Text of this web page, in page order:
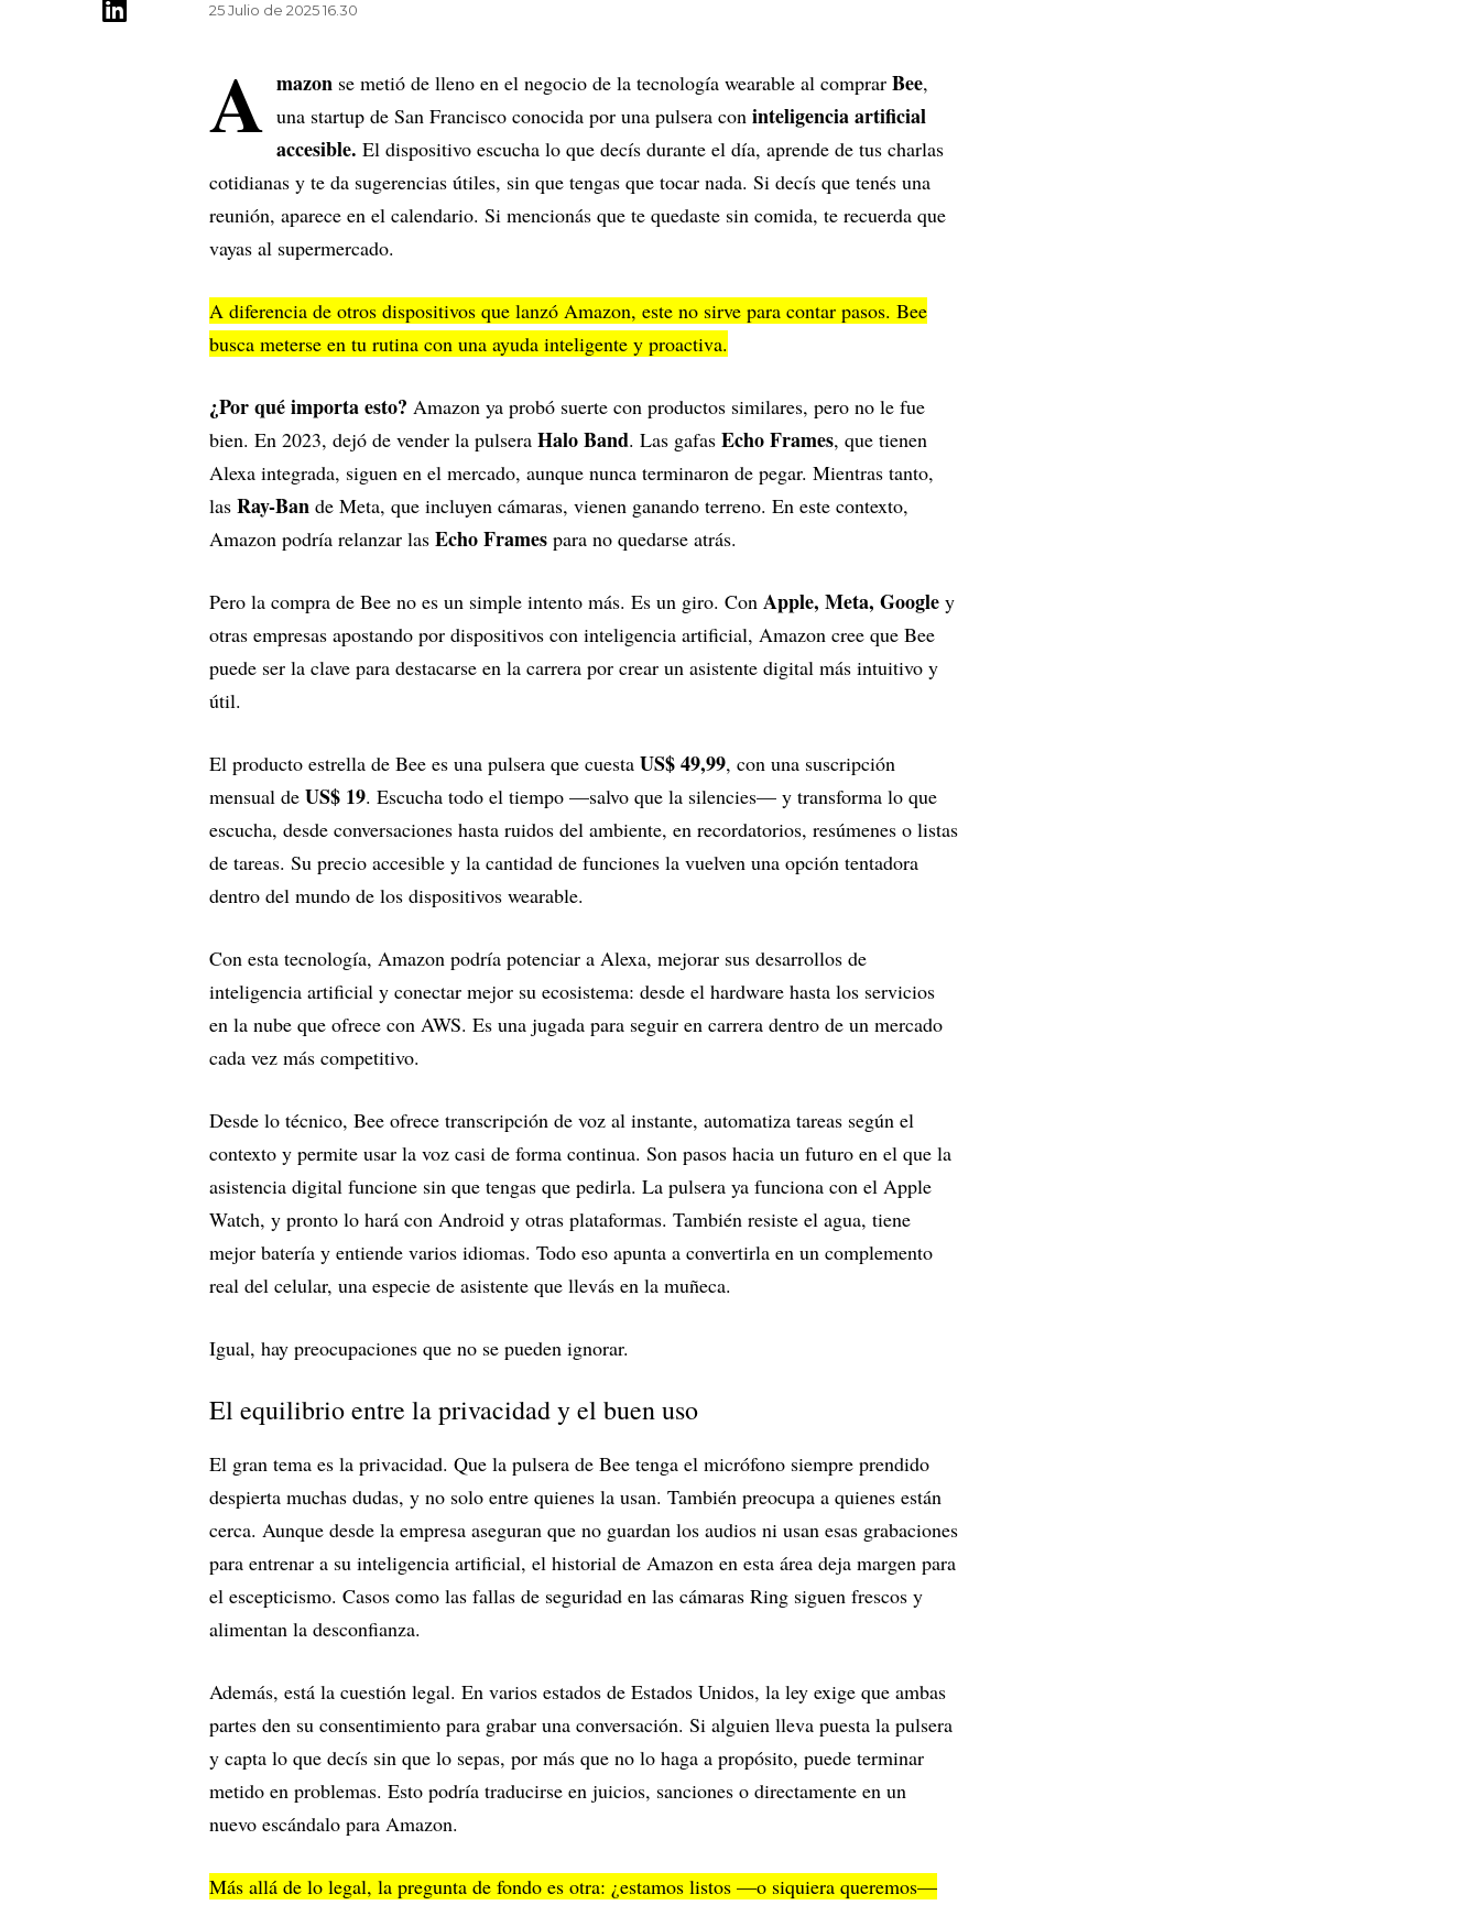
25 Julio de 2025 16.30
A mazon se metió de lleno en el negocio de la tecnología wearable al comprar Bee,
una startup de San Francisco conocida por una pulsera con inteligencia artificial
accesible. El dispositivo escucha lo que decís durante el día, aprende de tus charlas
cotidianas y te da sugerencias útiles, sin que tengas que tocar nada. Si decís que tenés una
reunión, aparece en el calendario. Si mencionás que te quedaste sin comida, te recuerda que
vayas al supermercado.
A diferencia de otros dispositivos que lanzó Amazon, este no sirve para contar pasos. Bee
busca meterse en tu rutina con una ayuda inteligente y proactiva.
¿Por qué importa esto? Amazon ya probó suerte con productos similares, pero no le fue
bien. En 2023, dejó de vender la pulsera Halo Band. Las gafas Echo Frames, que tienen
Alexa integrada, siguen en el mercado, aunque nunca terminaron de pegar. Mientras tanto,
las Ray-Ban de Meta, que incluyen cámaras, vienen ganando terreno. En este contexto,
Amazon podría relanzar las Echo Frames para no quedarse atrás.
Pero la compra de Bee no es un simple intento más. Es un giro. Con Apple, Meta, Google y
otras empresas apostando por dispositivos con inteligencia artificial, Amazon cree que Bee
puede ser la clave para destacarse en la carrera por crear un asistente digital más intuitivo y
útil.
El producto estrella de Bee es una pulsera que cuesta US$ 49,99, con una suscripción
mensual de US$ 19. Escucha todo el tiempo —salvo que la silencies— y transforma lo que
escucha, desde conversaciones hasta ruidos del ambiente, en recordatorios, resúmenes o listas
de tareas. Su precio accesible y la cantidad de funciones la vuelven una opción tentadora
dentro del mundo de los dispositivos wearable.
Con esta tecnología, Amazon podría potenciar a Alexa, mejorar sus desarrollos de
inteligencia artificial y conectar mejor su ecosistema: desde el hardware hasta los servicios
en la nube que ofrece con AWS. Es una jugada para seguir en carrera dentro de un mercado
cada vez más competitivo.
Desde lo técnico, Bee ofrece transcripción de voz al instante, automatiza tareas según el
contexto y permite usar la voz casi de forma continua. Son pasos hacia un futuro en el que la
asistencia digital funcione sin que tengas que pedirla. La pulsera ya funciona con el Apple
Watch, y pronto lo hará con Android y otras plataformas. También resiste el agua, tiene
mejor batería y entiende varios idiomas. Todo eso apunta a convertirla en un complemento
real del celular, una especie de asistente que llevás en la muñeca.
Igual, hay preocupaciones que no se pueden ignorar.
El equilibrio entre la privacidad y el buen uso
El gran tema es la privacidad. Que la pulsera de Bee tenga el micrófono siempre prendido
despierta muchas dudas, y no solo entre quienes la usan. También preocupa a quienes están
cerca. Aunque desde la empresa aseguran que no guardan los audios ni usan esas grabaciones
para entrenar a su inteligencia artificial, el historial de Amazon en esta área deja margen para
el escepticismo. Casos como las fallas de seguridad en las cámaras Ring siguen frescos y
alimentan la desconfianza.
Además, está la cuestión legal. En varios estados de Estados Unidos, la ley exige que ambas
partes den su consentimiento para grabar una conversación. Si alguien lleva puesta la pulsera
y capta lo que decís sin que lo sepas, por más que no lo haga a propósito, puede terminar
metido en problemas. Esto podría traducirse en juicios, sanciones o directamente en un
nuevo escándalo para Amazon.
Más allá de lo legal, la pregunta de fondo es otra: ¿estamos listos —o siquiera queremos—